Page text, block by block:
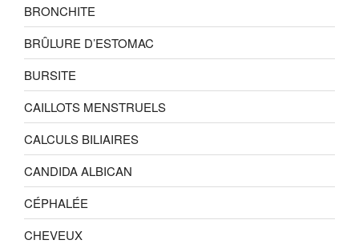
BRONCHITE
BRÛLURE D’ESTOMAC
BURSITE
CAILLOTS MENSTRUELS
CALCULS BILIAIRES
CANDIDA ALBICAN
CÉPHALÉE
CHEVEUX